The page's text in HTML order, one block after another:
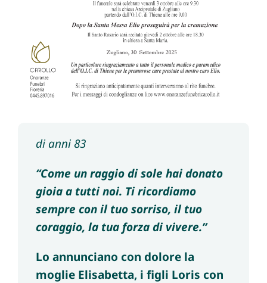
di anni 83
“Come un raggio di sole hai donato
gioia a tutti noi. Ti ricordiamo
sempre con il tuo sorriso, il tuo
coraggio, la tua forza di vivere.”
Lo annunciano con dolore la
moglie Elisabetta, i figli Loris con